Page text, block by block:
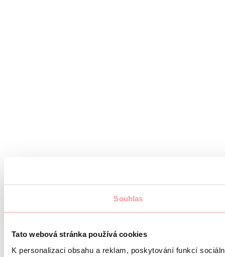
Souhlas
Tato webová stránka používá cookies
K personalizaci obsahu a reklam, poskytování funkcí